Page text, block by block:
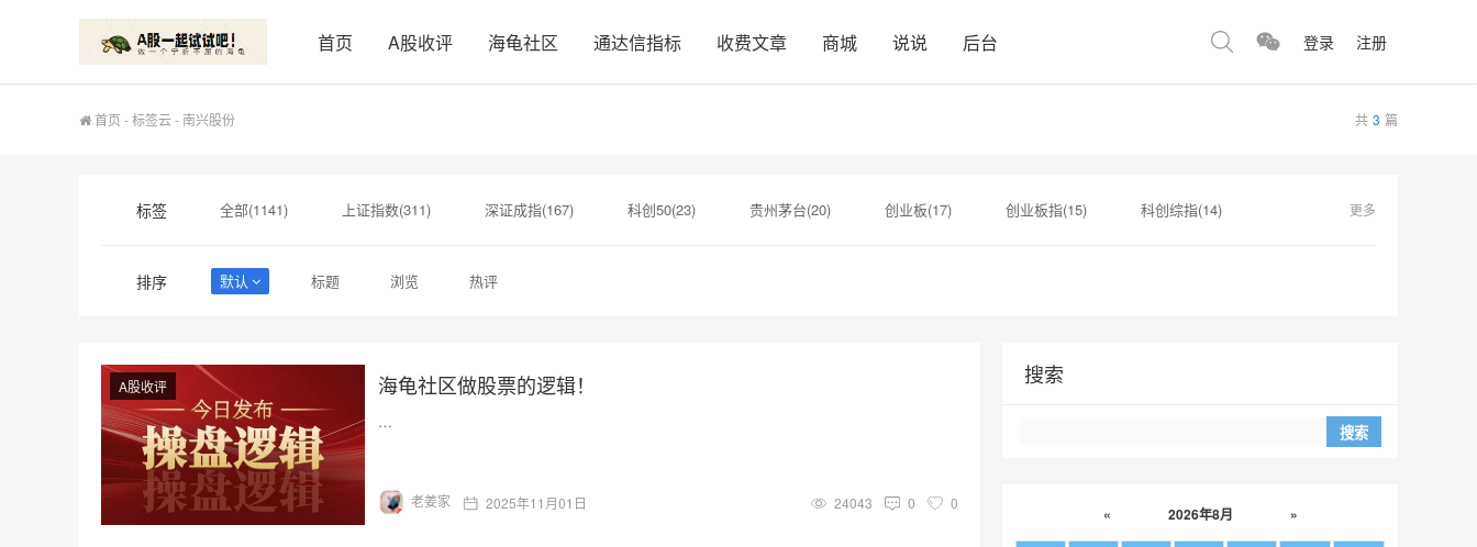
首页 A股收评 海龟社区 通达信指标 收费文章 商城 说说 后台 登录 注册
首页 -标签云- 南兴股份 共 3 篇
标签 全部(1141) 上证指数(311) 深证成指(167) 科创50(23) 贵州茅台(20) 创业板(17) 创业板指(15) 科创综指(14) 更多
排序 默认 标题 浏览 热评
A股收评 海龟社区做股票的逻辑！
…
老姜家 2025年11月01日 24043 0 0
搜索
« 2026年8月 »